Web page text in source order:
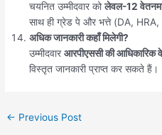
चयनित उम्मीदवार कोलेवल-12
साथ ही ग्रेड पे और भत्ते (DA, HRA,
अधिक जानकारी कहाँ मिलेगी?
उम्मीदवारआरपीएससी की आधिकारिक
विस्तृत जानकारी प्राप्त कर सकते हैं।
← Previous Post